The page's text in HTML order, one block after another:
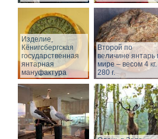
Изделие,
Кёнигсбергская
государственная
янтарная
мануфактура
Второй по
величине янтарь
мире – весом 4 кг.
280 г.